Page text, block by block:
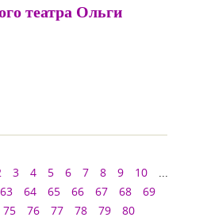
театра Ольги
3 4 5 6 7 8 9 10
...
63 64 65 66 67 68
69
75 76 77 78 79
80